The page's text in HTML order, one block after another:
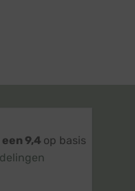
9,4 op basis